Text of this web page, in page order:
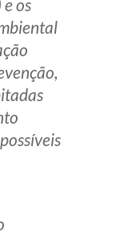
os